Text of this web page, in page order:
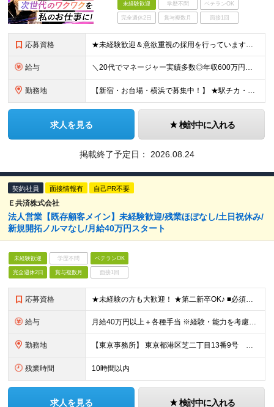
未経験歓迎 学歴不問 ベテランOK
完全週休2日 賞与複数月 面接1回
応募資格 ★未経験歓迎＆意欲重視の採用を行っています★ ◆高卒以上 ◆要普通自動車免許（AT限定可） ◆35歳までの方（若手層の長期キャリア形成のため） ≪こんな方は大歓迎≫ ・ドローンに興味がある ・旅行
給与 ＼20代でマネージャー実績多数◎年収600万円も可能！／ 月給27万5,000円～+業績賞与年1回+昇給年1回+交通費支給 ※固定残業代（6万1659円/40h分）を含みます。超過分は別途支給 ※
勤務地 【新宿・お台場・横浜で募集中！】 ★駅チカ・アクセス良好・屋内勤務★ 【お台場本校】 東京都港区台場1-7-1 アクアシティお台場3F 【新宿校】 東京都新宿区新宿5-16-4 新宿マルイ メン6
求人を見る 検討中に入れる
掲載終了予定日： 2026.08.24
契約社員 面接情報有 自己PR不要
Ｅ共済株式会社
法人営業【既存顧客メイン】未経験歓迎/残業ほぼなし/土日祝休み/
新規開拓ノルマなし/月給40万円スタート
未経験歓迎 学歴不問 ベテランOK
完全週休2日 賞与複数月 面接1回
応募資格 ★未経験の方も大歓迎！ ★第二新卒OK♪ ■必須条件 ・普通自動車免許（AT限定可） ・高校卒業以上 ※業界・職種経験は一切問いません！ ■充実の研修体制で未経験も安心！ 入社後は先輩に同行して
給与 月給40万円以上＋各種手当 ※経験・能力を考慮の上、決定します！ ※試用期間3カ月（その間の給与・待遇に差異はありません） ■手当が充実！ ・交通費全額支給 ・時間外手当全額支給 ・家族扶養手当（
勤務地 【東京事務所】 東京都港区芝二丁目13番9号 芝ホワイトビル5階 ※変更の範囲：上記を除く当社関連勤務地
残業時間 10時間以内
求人を見る 検討中に入れる